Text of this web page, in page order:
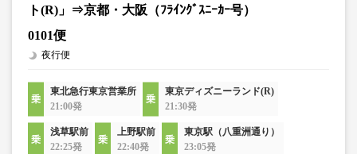
ト(R)」⇒京都・大阪（ﾌﾗｲﾝｸﾞｽﾆｰｶｰ号）
0101便
夜行便
東北急行東京営業所
21:00発
東京ディズニーランド(R)
21:30発
浅草駅前
22:25発
上野駅前
22:40発
東京駅（八重洲通り）
23:05発